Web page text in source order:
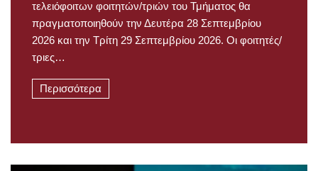
τελειόφοιτων φοιτητών/τριών του Τμήματος θα
πραγματοποιηθούν την Δευτέρα 28 Σεπτεμβρίου
2026 και την Τρίτη 29 Σεπτεμβρίου 2026. Οι φοιτητές/
τριες…
Περισσότερα